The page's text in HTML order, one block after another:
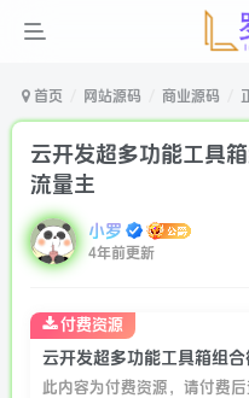
首页 网站源码 商业源码
云开发超多功能工具
流量主
小罗
4年前更新
此内容为付费资源，请付费后
付费资源